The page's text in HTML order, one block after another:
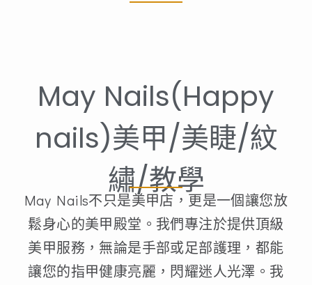
May Nails(Happy
nails)美甲/美睫/紋
繡/教學
May Nails不只是美甲店，更是一個讓您放
鬆身心的美甲殿堂。我們專注於提供頂級
美甲服務，無論是手部或足部護理，都能
讓您的指甲健康亮麗，閃耀迷人光澤。我